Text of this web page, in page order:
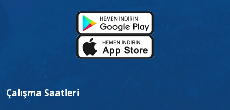
Çalışma Saatleri